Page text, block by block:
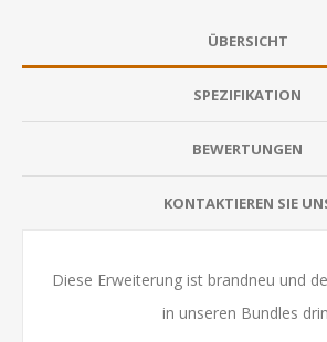
ÜBERSICHT
SPEZIFIKATION
BEWERTUNGEN
KONTAKTIEREN SIE
Diese Erweiterung ist brandneu und
in unseren Bundles